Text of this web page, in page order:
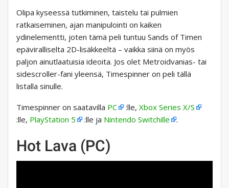
Olipa kyseessä tutkiminen, taistelu tai pulmien
ratkaiseminen, ajan manipulointi on kaiken
ydinelementti, joten tämä peli tuntuu Sands of Timen
epäviralliselta 2D-lisäkkeeltä – vaikka siinä on myös
paljon ainutlaatuisia ideoita. Jos olet Metroidvanias- tai
sidescroller-fani yleensä, Timespinner on peli tällä
listalla sinulle.
Timespinner on saatavilla PC :lle, Xbox Series X/S
:lle, PlayStation 5 :lle ja Nintendo Switchille .
Hot Lava (PC)